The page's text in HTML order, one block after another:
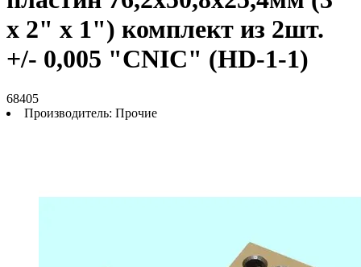
х 2" х 1") комплект из 2шт.
+/- 0,005 "CNIC" (HD-1-1)
68405
Производитель: Прочие